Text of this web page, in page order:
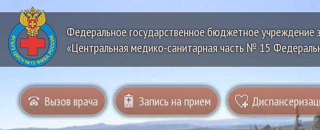
Федеральное государственное бюджетное учреждение
«Центральная медико-санитарная часть № 15
Вызов врача Запись на прием